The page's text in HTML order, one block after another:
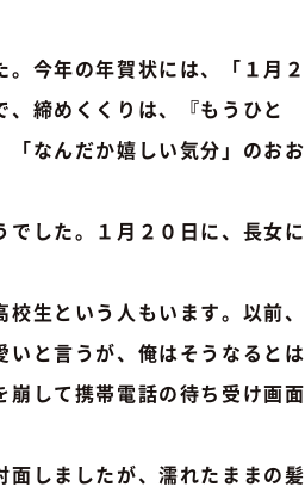
今年の年賀状には、「１月２
締めくくりは、『もうひと
なんだか嬉しい気分」のおお
した。１月２０日に、長女に
生という人もいます。以前、
と言うが、俺はそうなるとは
して携帯電話の待ち受け画面
しましたが、濡れたままの髪